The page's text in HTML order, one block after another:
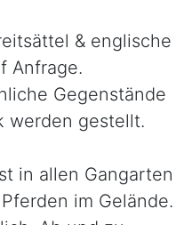
& englische
Anfrage.
Gegenstände
werden gestellt.
in allen Gangarten
im Gelände.